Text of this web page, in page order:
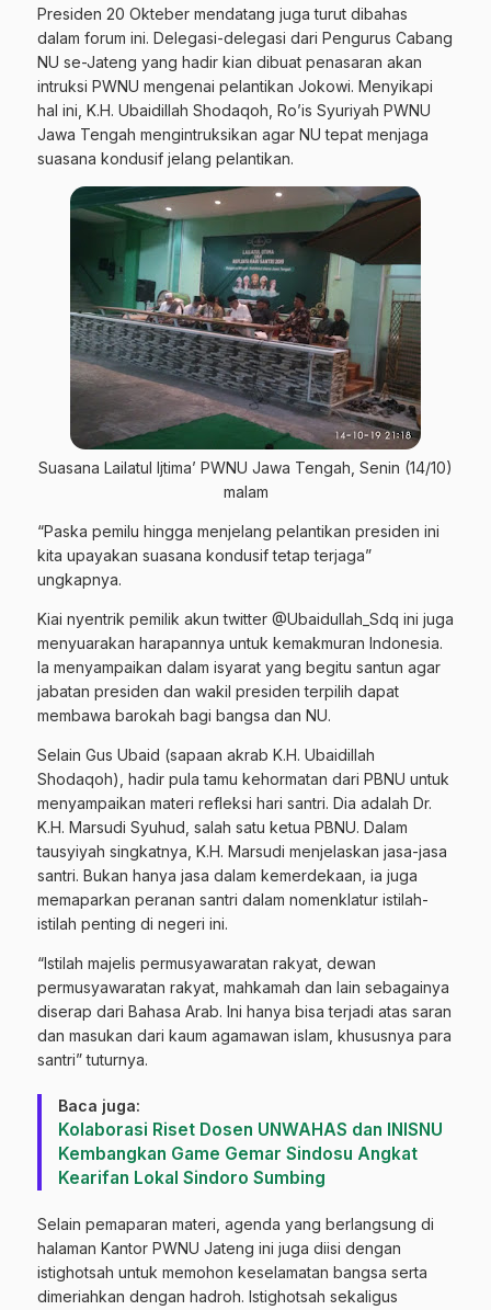
Presiden 20 Okteber mendatang juga turut dibahas
dalam forum ini. Delegasi-delegasi dari Pengurus Cabang
NU se-Jateng yang hadir kian dibuat penasaran akan
intruksi PWNU mengenai pelantikan Jokowi. Menyikapi
hal ini, K.H. Ubaidillah Shodaqoh, Ro’is Syuriyah PWNU
Jawa Tengah mengintruksikan agar NU tepat menjaga
suasana kondusif jelang pelantikan.
Suasana Lailatul Ijtima’ PWNU Jawa Tengah, Senin (14/10)
malam
“Paska pemilu hingga menjelang pelantikan presiden ini
kita upayakan suasana kondusif tetap terjaga”
ungkapnya.
Kiai nyentrik pemilik akun twitter @Ubaidullah_Sdq ini juga
menyuarakan harapannya untuk kemakmuran Indonesia.
Ia menyampaikan dalam isyarat yang begitu santun agar
jabatan presiden dan wakil presiden terpilih dapat
membawa barokah bagi bangsa dan NU.
Selain Gus Ubaid (sapaan akrab K.H. Ubaidillah
Shodaqoh), hadir pula tamu kehormatan dari PBNU untuk
menyampaikan materi refleksi hari santri. Dia adalah Dr.
K.H. Marsudi Syuhud, salah satu ketua PBNU. Dalam
tausyiyah singkatnya, K.H. Marsudi menjelaskan jasa-jasa
santri. Bukan hanya jasa dalam kemerdekaan, ia juga
memaparkan peranan santri dalam nomenklatur istilah-
istilah penting di negeri ini.
“Istilah majelis permusyawaratan rakyat, dewan
permusyawaratan rakyat, mahkamah dan lain sebagainya
diserap dari Bahasa Arab. Ini hanya bisa terjadi atas saran
dan masukan dari kaum agamawan islam, khususnya para
santri” tuturnya.
Baca juga:
Kolaborasi Riset Dosen UNWAHAS dan INISNU
Kembangkan Game Gemar Sindosu Angkat
Kearifan Lokal Sindoro Sumbing
Selain pemaparan materi, agenda yang berlangsung di
halaman Kantor PWNU Jateng ini juga diisi dengan
istighotsah untuk memohon keselamatan bangsa serta
dimeriahkan dengan hadroh. Istighotsah sekaligus